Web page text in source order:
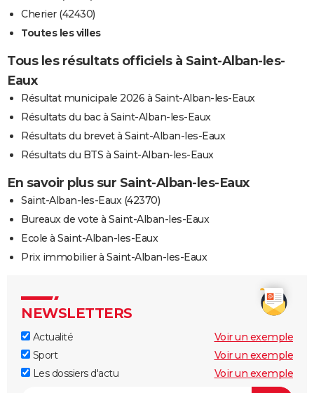
Cherier (42430)
Toutes les villes
Tous les résultats officiels à Saint-Alban-les-
Eaux
Résultat municipale 2026 à Saint-Alban-les-Eaux
Résultats du bac à Saint-Alban-les-Eaux
Résultats du brevet à Saint-Alban-les-Eaux
Résultats du BTS à Saint-Alban-les-Eaux
En savoir plus sur Saint-Alban-les-Eaux
Saint-Alban-les-Eaux (42370)
Bureaux de vote à Saint-Alban-les-Eaux
Ecole à Saint-Alban-les-Eaux
Prix immobilier à Saint-Alban-les-Eaux
NEWSLETTERS
Actualité
Voir un exemple
Sport
Voir un exemple
Les dossiers d'actu
Voir un exemple